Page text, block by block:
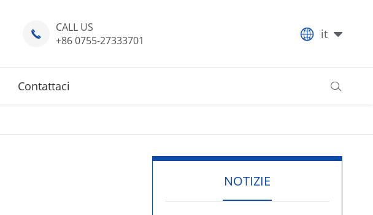

CALL US
+86 0755-27333701
 it
Contattaci 
NOTIZIE